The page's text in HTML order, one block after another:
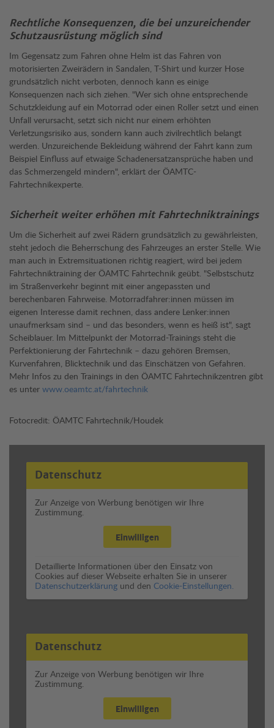
Rechtliche Konsequenzen, die bei unzureichender
Schutzausrüstung möglich sind
Im Gegensatz zum Fahren ohne Helm ist das Fahren von
motorisierten Zweirädern in Sandalen, T-Shirt und kurzer Hose
grundsätzlich nicht verboten, dennoch kann es einige
Konsequenzen nach sich ziehen. "Wer sich ohne entsprechende
Schutzkleidung auf ein Motorrad oder einen Roller setzt und einen
Unfall verursacht, setzt sich nicht nur einem erhöhten
Verletzungsrisiko aus, sondern kann auch zivilrechtlich belangt
werden. Unzureichende Bekleidung während der Fahrt kann zum
Beispiel Einfluss auf etwaige Schadenersatzansprüche haben und
das Schmerzengeld mindern", erklärt der ÖAMTC-
Fahrtechnikexperte.
Sicherheit weiter erhöhen mit Fahrtechniktrainings
Um die Sicherheit auf zwei Rädern grundsätzlich zu gewährleisten,
steht jedoch die Beherrschung des Fahrzeuges an erster Stelle. Wie
man auch in Extremsituationen richtig reagiert, wird bei jedem
Fahrtechniktraining der ÖAMTC Fahrtechnik geübt. "Selbstschutz
im Straßenverkehr beginnt mit einer angepassten und
berechenbaren Fahrweise. Motorradfahrer:innen müssen im
eigenen Interesse damit rechnen, dass andere Lenker:innen
unaufmerksam sind – und das besonders, wenn es heiß ist", sagt
Scheiblauer. Im Mittelpunkt der Motorrad-Trainings steht die
Perfektionierung der Fahrtechnik – dazu gehören Bremsen,
Kurvenfahren, Blicktechnik und das Einschätzen von Gefahren.
Mehr Infos zu den Trainings in den ÖAMTC Fahrtechnikzentren gibt
es unter www.oeamtc.at/fahrtechnik
Fotocredit: ÖAMTC Fahrtechnik/Houdek
Datenschutz
Zur Anzeige von Werbung benötigen wir Ihre
Zustimmung.
Einwilligen
Detaillierte Informationen über den Einsatz von
Cookies auf dieser Webseite erhalten Sie in unserer
Datenschutzerklärung und den Cookie-Einstellungen.
Datenschutz
Zur Anzeige von Werbung benötigen wir Ihre
Zustimmung.
Einwilligen